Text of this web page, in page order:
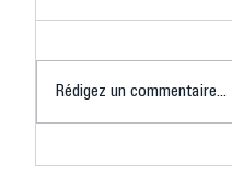
(Denise Huet)
Rédigez un commentaire...